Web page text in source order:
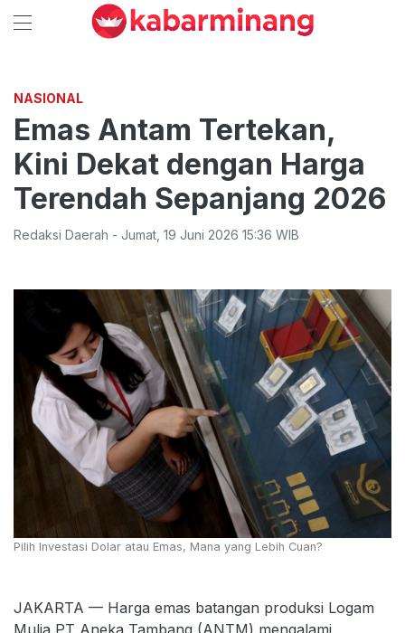
NASIONAL
Emas Antam Tertekan,
Kini Dekat dengan Harga
Terendah Sepanjang 2026
Redaksi Daerah - Jumat 19 Juni 2026 15:36 WIB
Pilih Investasi Dolar atau Emas, Mana yang Lebih Cuan?
JAKARTA — Harga emas batangan produksi Logam
Mulia PT Aneka Tambang (ANTM) mengalami